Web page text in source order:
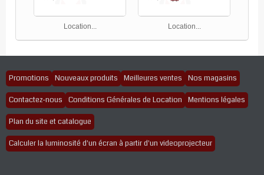
Location... Location...
Promotions Nouveaux produits Meilleures ventes Nos magasins
Contactez-nous Conditions Générales de Location Mentions légales
Plan du site et catalogue
Calculer la luminosité d'un écran à partir d'un videoprojecteur